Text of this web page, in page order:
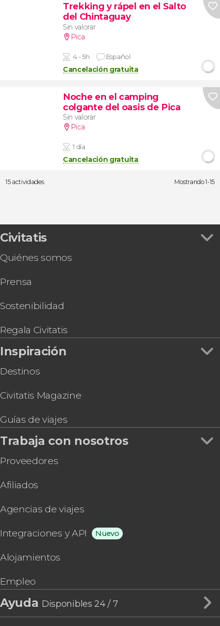
Trekking y rápel en el Salto
del Chintaguay
Sin valorar
Pica
4 - 5h Español
Cancelación gratuita
Noche en el camping
colgante del oasis de Pica
Sin valorar
Pica
1 día
Cancelación gratuita
15 actividades Mostrando 1-15
Civitatis
Quiénes somos
Prensa
Sostenibilidad
Regala Civitatis
Inspiración
Destinos
Civitatis Magazine
Guías de viajes
Trabaja con nosotros
Proveedores
Afiliados
Agencias de viajes
Integraciones y API Nuevo
Alojamientos
Empleo
Ayuda Disponibles 24 / 7